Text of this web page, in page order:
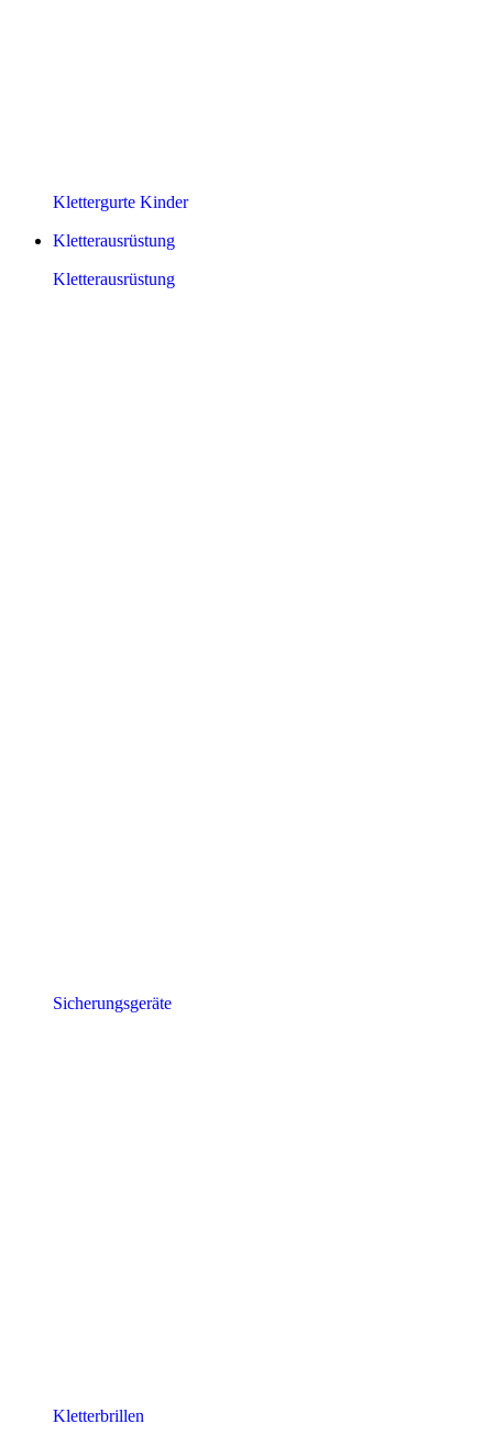
Klettergurte Kinder
Kletterausrüstung
Kletterausrüstung
Sicherungsgeräte
Kletterbrillen